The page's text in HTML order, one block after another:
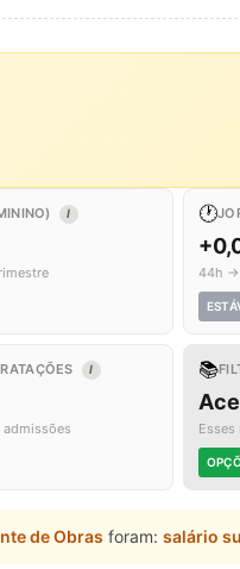
I 🕐
44h →
I 📚
de Obras foram: salário